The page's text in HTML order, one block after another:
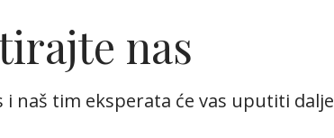
nas
naš tim eksperata će vas uputiti dalje